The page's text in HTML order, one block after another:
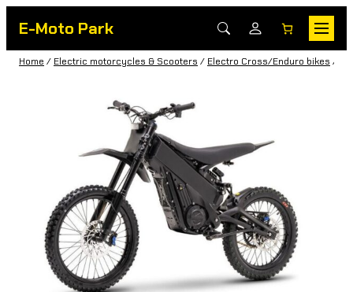
E-Moto Park
Home / Electric motorcycles & Scooters / Electro Cross/Enduro bikes /